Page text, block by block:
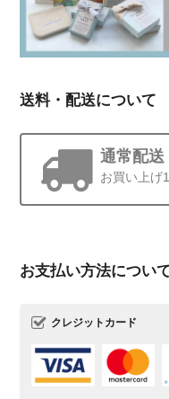
送料・配送について
通常配送
お買い上げ
お支払い方法につい
クレジットカード